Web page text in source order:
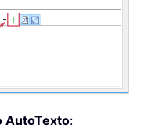
AutoTexto: